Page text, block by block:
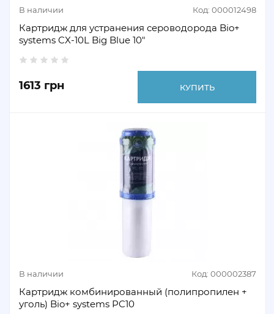
В наличии Код: 000012498
Картридж для устранения сероводорода Bio+
systems CX-10L Big Blue 10"
1613 грн КУПИТЬ
В наличии Код: 000002387
Картридж комбинированный (полипропилен +
уголь) Bio+ systems PC10